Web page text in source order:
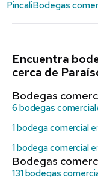
PincaliBodegas
Encuentra
cerca de
Bodegas
6 bodegas
1 bodega comercial
1 bodega comercial
Bodegas
131 bodegas